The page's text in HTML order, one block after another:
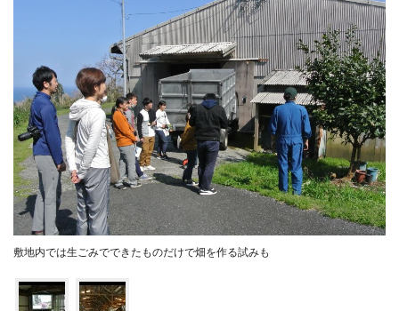
敷地内では生ごみでできたものだけで畑を作る試みも